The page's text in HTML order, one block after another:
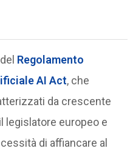
Regolamento
AI Act, che
da crescente
legislatore europeo e
di affiancare al